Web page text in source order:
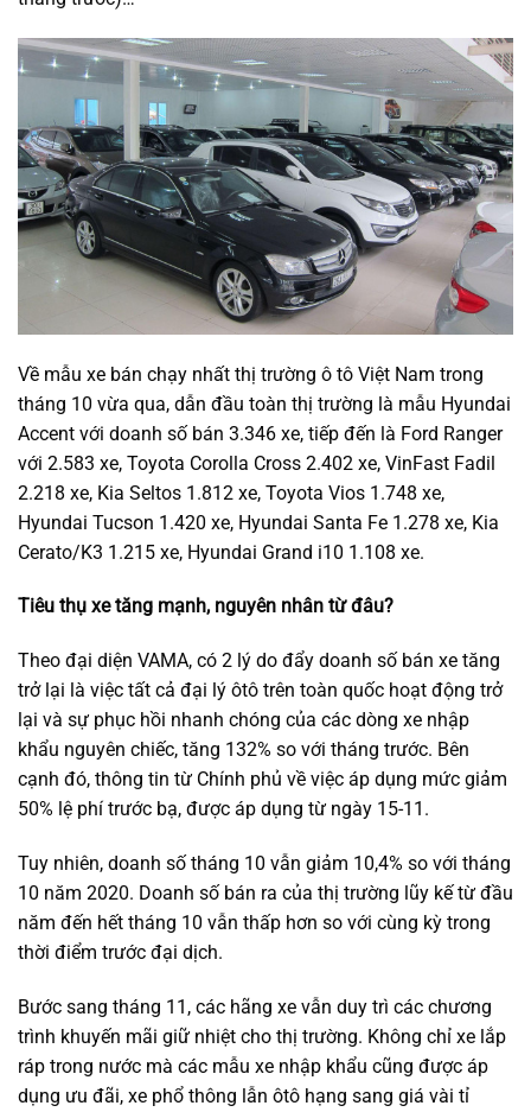
Về mẫu xe bán chạy nhất thị trường ô tô Việt Nam trong
tháng 10 vừa qua, dẫn đầu toàn thị trường là mẫu Hyundai
Accent với doanh số bán 3.346 xe, tiếp đến là Ford Ranger
với 2.583 xe, Toyota Corolla Cross 2.402 xe, VinFast Fadil
2.218 xe, Kia Seltos 1.812 xe, Toyota Vios 1.748 xe,
Hyundai Tucson 1.420 xe, Hyundai Santa Fe 1.278 xe, Kia
Cerato/K3 1.215 xe, Hyundai Grand i10 1.108 xe.
Tiêu thụ xe tăng mạnh, nguyên nhân từ đâu?
Theo đại diện VAMA, có 2 lý do đẩy doanh số bán xe tăng
trở lại là việc tất cả đại lý ôtô trên toàn quốc hoạt động trở
lại và sự phục hồi nhanh chóng của các dòng xe nhập
khẩu nguyên chiếc, tăng 132% so với tháng trước. Bên
cạnh đó, thông tin từ Chính phủ về việc áp dụng mức giảm
50% lệ phí trước bạ, được áp dụng từ ngày 15-11.
Tuy nhiên, doanh số tháng 10 vẫn giảm 10,4% so với tháng
10 năm 2020. Doanh số bán ra của thị trường lũy kế từ đầu
năm đến hết tháng 10 vẫn thấp hơn so với cùng kỳ trong
thời điểm trước đại dịch.
Bước sang tháng 11, các hãng xe vẫn duy trì các chương
trình khuyến mãi giữ nhiệt cho thị trường. Không chỉ xe lắp
ráp trong nước mà các mẫu xe nhập khẩu cũng được áp
dụng ưu đãi, xe phổ thông lẫn ôtô hạng sang giá vài tỉ